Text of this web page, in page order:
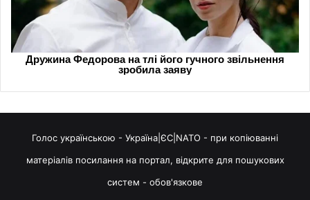
Голос українською - Україна|ЄС|NATO - при копіюванні
матеріалів посилання на портал, відкрите для пошукових
систем - обов'язкове